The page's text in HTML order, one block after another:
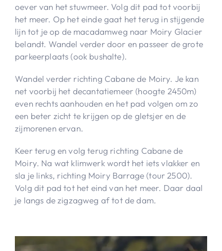
oever van het stuwmeer. Volg dit pad tot voorbij
het meer. Op het einde gaat het terug in stijgende
lijn tot je op de macadamweg naar Moiry Glacier
belandt. Wandel verder door en passeer de grote
parkeerplaats (ook bushalte).
Wandel verder richting Cabane de Moiry. Je kan
net voorbij het decantatiemeer (hoogte 2450m)
even rechts aanhouden en het pad volgen om zo
een beter zicht te krijgen op de gletsjer en de
zijmorenen ervan.
Keer terug en volg terug richting Cabane de
Moiry. Na wat klimwerk wordt het iets vlakker en
sla je links, richting Moiry Barrage (tour 2500).
Volg dit pad tot het eind van het meer. Daar daal
je langs de zigzagweg af tot de dam.